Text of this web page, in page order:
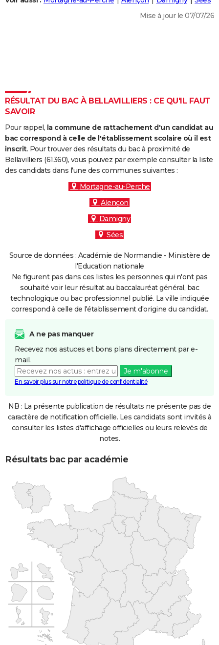
DICTIONNAIRE
Dictionnaire
Biographies
Citations
Expressions
Proverbes
PROGRAMME TV
COPAINS D'AVANT
S'inscrire
Se connecter
Lycées
Collèges
Primaires
Universités
Entreprises
Service militaire
Avis de recherche
AVIS DE DÉCÈS
FORUM
Mise à jour le 07/07/26
RÉSULTAT DU BAC À BELLAVILLIERS : CE QU'IL FAUT
SAVOIR
Pour rappel, la commune de rattachement d'un candidat au
bac correspond à celle de l'établissement scolaire où il est
inscrit. Pour trouver des résultats du bac à proximité de
Bellavilliers (61360), vous pouvez par exemple consulter la liste
des candidats dans l'une des communes suivantes :
Mortagne-au-Perche
Alençon
Damigny
Sées
Source de données : Académie de Normandie - Ministère de
l'Education nationale
Ne figurent pas dans ces listes les personnes qui n'ont pas
souhaité voir leur résultat au baccalauréat général, bac
technologique ou bac professionnel publié. La ville indiquée
correspond à celle de l'établissement d'origine du candidat.
A ne pas manquer
Recevez nos astuces et bons plans directement par e-
mail.
Je m'abonne
En savoir plus sur notre politique de confidentialité
NB : La présente publication de résultats ne présente pas de
caractère de notification officielle. Les candidats sont invités à
consulter les listes d'affichage officielles ou leurs relevés de
notes.
Résultats bac par académie